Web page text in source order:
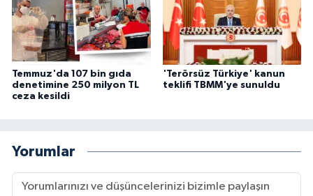
Temmuz'da 107 bin gıda
denetimine 250 milyon TL
ceza kesildi
'Terörsüz Türkiye' kanun
teklifi TBMM'ye sunuldu
Yorumlar